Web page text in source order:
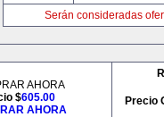
Serán consideradas
AHORA
$605.00
AHORA
Precio